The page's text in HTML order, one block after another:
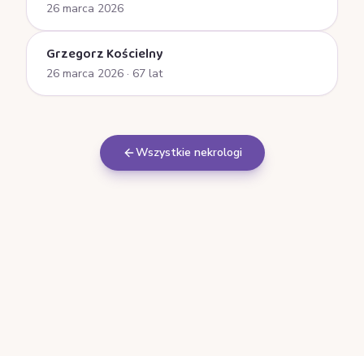
26 marca 2026
Grzegorz Kościelny
26 marca 2026 · 67 lat
Wszystkie nekrologi